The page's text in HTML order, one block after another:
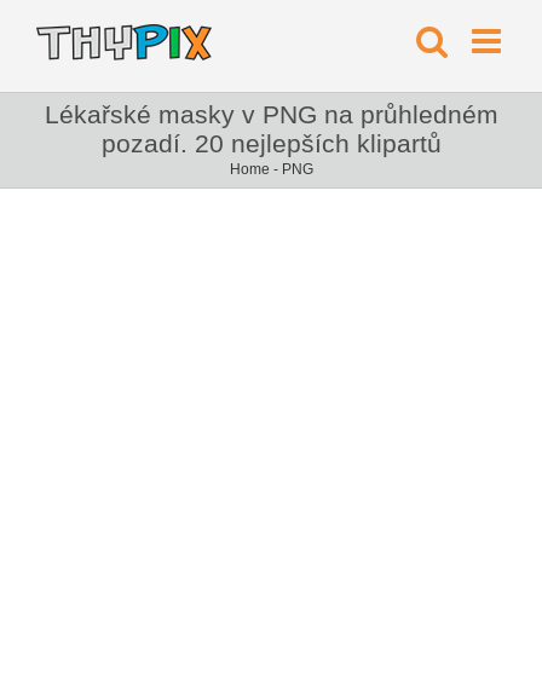
Lékařské masky v PNG na průhledném
pozadí. 20 nejlepších klipartů
Home - PNG